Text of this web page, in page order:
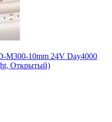
M300-10mm 24V Day4000
Открытый)